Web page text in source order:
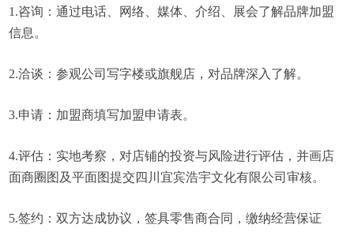
1.咨询：通过电话、网络、媒体、介绍、展会了解品牌加盟
信息。
2.洽谈：参观公司写字楼或旗舰店，对品牌深入了解。
3.申请：加盟商填写加盟申请表。
4.评估：实地考察，对店铺的投资与风险进行评估，并画店
面商圈图及平面图提交四川宜宾浩宇文化有限公司审核。
5.签约：双方达成协议，签具零售商合同，缴纳经营保证